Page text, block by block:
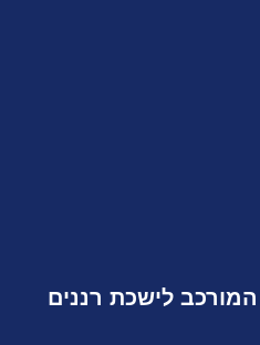
לישכת רננים